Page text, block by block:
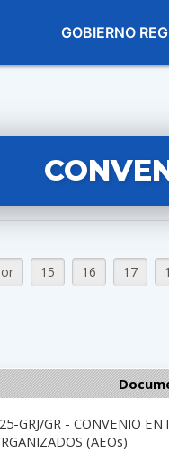
GOBIERNO
15 16 17
GRJ/GR - CONVENIO
(AEOs)